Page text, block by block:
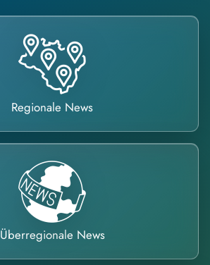
Regionale News
Überregionale News